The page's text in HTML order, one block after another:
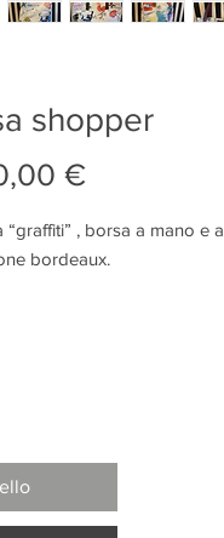
shopper
€Prezzo
, borsa a mano e a
bordeaux.
20.